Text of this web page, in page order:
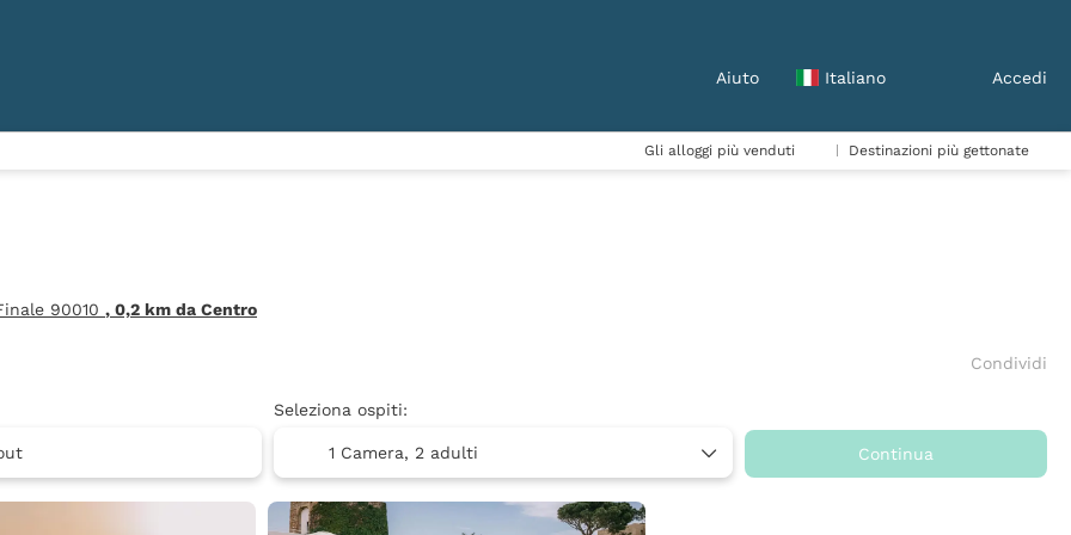
Aiuto Italiano Accedi
Gli alloggi più venduti Destinazioni più gettonate
90010 , 0,2 km da Centro
Condividi
Seleziona ospiti:
1 Camera, 2 adulti Continua